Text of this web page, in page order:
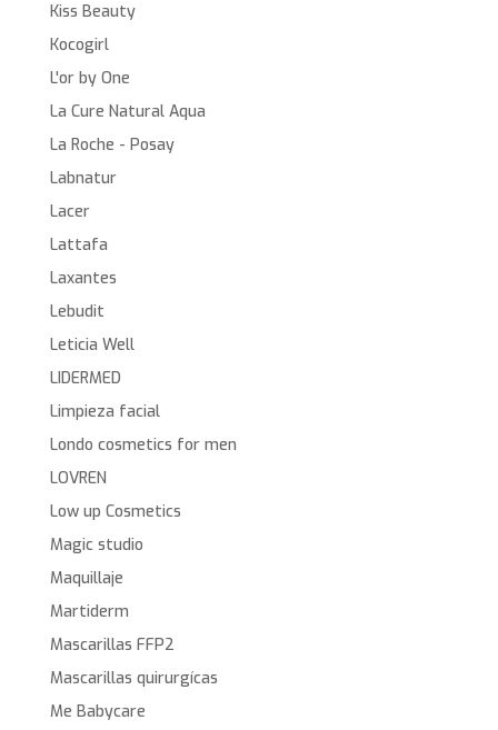
Kiss Beauty
Kocogirl
L'or by One
La Cure Natural Aqua
La Roche - Posay
Labnatur
Lacer
Lattafa
Laxantes
Lebudit
Leticia Well
LIDERMED
Limpieza facial
Londo cosmetics for men
LOVREN
Low up Cosmetics
Magic studio
Maquillaje
Martiderm
Mascarillas FFP2
Mascarillas quirurgícas
Me Babycare